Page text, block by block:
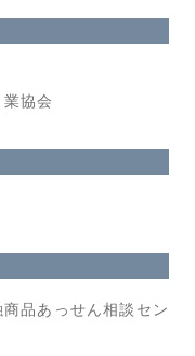
協会
品あっせん相談セン